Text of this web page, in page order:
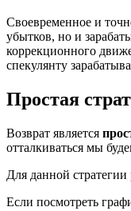
Своевременное и
убытков, но и
коррекционного
спекулянту
Простая
Возврат является
отталкиваться мы
Для данной стратегии
Если посмотреть